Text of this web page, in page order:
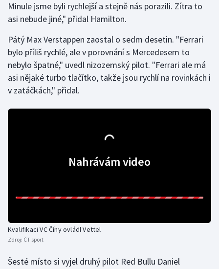
Moderní pětiboj
Motorsport
Olympijské hry
Parasport
Plavání
Short track
Minule jsme byli rychlejší a stejně nás porazili. Zítra to
asi nebude jiné," přidal Hamilton.
Pátý Max Verstappen zaostal o sedm desetin. "Ferrari
bylo příliš rychlé, ale v porovnání s Mercedesem to
nebylo špatné," uvedl nizozemský pilot. "Ferrari ale má
asi nějaké turbo tlačítko, takže jsou rychlí na rovinkách i
v zatáčkách," přidal.
Nahrávám video
Kvalifikaci VC Číny ovládl Vettel
Zdroj: ČT sport
Šesté místo si vyjel druhý pilot Red Bullu Daniel